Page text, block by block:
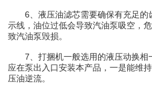
6、液压油滤芯需要确保有充足的
示线，油位过低会导致汽油泵吸空，
致汽油泵毁损。
7、打捆机一般选用的液压动换相
应在泵出入口安装本产品，一是能维
压油逆流。